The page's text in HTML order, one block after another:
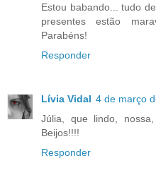
Estou babando... tudo
presentes estão
Parabéns!
Responder
Lívia Vidal 4 de março
Júlia, que lindo,
Beijos!!!!
Responder